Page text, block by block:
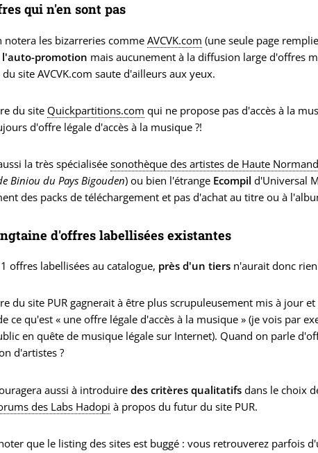
qui n'en sont pas
notera les bizarreries commeAVCVK.com (une seule page
l'auto-promotion mais aucunement à la diffusion large d'offres
site AVCVK.com saute d'ailleurs aux yeux.
du site Quickpartitions.com qui ne propose pas d'accès à la
d'offre légale d'accès à la musique ?!
la très spécialiséesonothèque des artistes de Haute
Biniou du Pays Bigouden) ou bien l'étrange Ecompil d'Universal
des packs de téléchargement et pas d'achat au titre ou à
d'offres labellisées existantes
offres labellisées au catalogue, près d'un tiers n'aurait donc
du site PUR gagnerait à être plus scrupuleusement mis à jour
ce qu'est « une offre légale d'accès à la musique » (je vois par
en quête de musique légale sur Internet). Quand on parle
d'artistes ?
aussi à introduiredes critères qualitatifs dans le choix
des Labs Hadopi à propos du futur du site PUR.
que le listing des sites est buggé : vous retrouverez parfois